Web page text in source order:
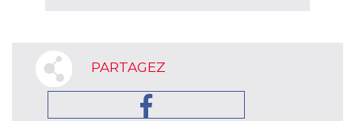
PARTAGEZ